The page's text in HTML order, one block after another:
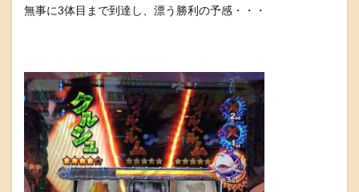
無事に3体目まで到達し、漂う勝利の予感・・・